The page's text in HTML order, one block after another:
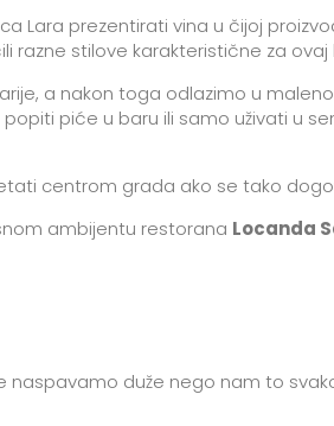
Lara prezentirati vina u čijoj
razne stilove karakteristične za ovaj
a nakon toga odlazimo u
piće u baru ili samo uživati u
centrom grada ako se tako
ambijentu restorana Locanda
naspavamo duže nego nam to